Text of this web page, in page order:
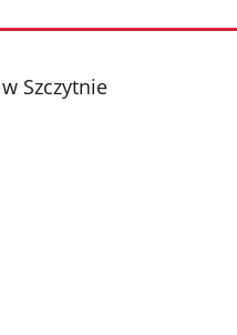
Szczytnie